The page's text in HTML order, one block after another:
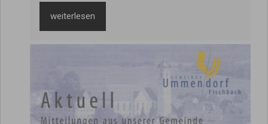
weiterlesen